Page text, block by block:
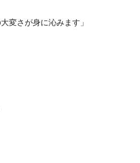
変さが身に沁みます」